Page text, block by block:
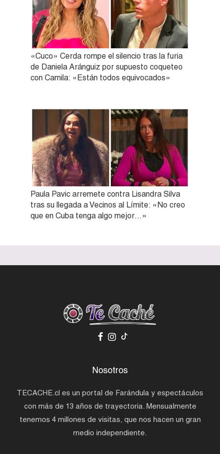
«Cuco» Cerda rompe el silencio tras la furia
de Daniela Aránguiz por supuesto coqueteo
con Camila: «Están todos equivocados»
Paula Pavic arremete contra Lisandra Silva
tras su llegada a Vecinos al Límite: «No creo
que en Cuba tenga algo mejor…»
Nosotros
TECACHE.cl es un portal de Farándula y espectáculos
con más de 13 años de trayectoria. Mensualmente
tenemos 4 millones de visitas, que nos hacen un gran
medio independiente.